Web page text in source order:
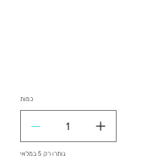
כמות
נותרו רק 5 במלאי